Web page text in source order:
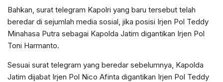
Bahkan, surat telegram Kapolri yang baru tersebut telah
beredar di sejumlah media sosial, jika posisi Irjen Pol Teddy
Minahasa Putra sebagai Kapolda Jatim digantikan Irjen Pol
Toni Harmanto.
Sesuai surat telegram yang beredar sebelumnya, Kapolda
Jatim dijabat Irjen Pol Nico Afinta digantikan Irjen Pol Teddy